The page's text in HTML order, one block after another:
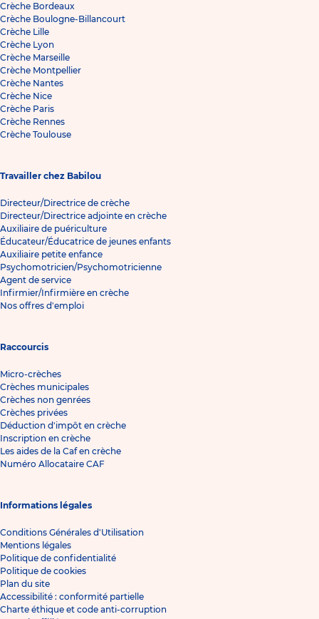
Crèche Bordeaux
Crèche Boulogne-Billancourt
Crèche Lille
Crèche Lyon
Crèche Marseille
Crèche Montpellier
Crèche Nantes
Crèche Nice
Crèche Paris
Crèche Rennes
Crèche Toulouse
Travailler chez Babilou
Directeur/Directrice de crèche
Directeur/Directrice adjointe en crèche
Auxiliaire de puériculture
Éducateur/Éducatrice de jeunes enfants
Auxiliaire petite enfance
Psychomotricien/Psychomotricienne
Agent de service
Infirmier/Infirmière en crèche
Nos offres d'emploi
Raccourcis
Micro-crèches
Crèches municipales
Crèches non genrées
Crèches privées
Déduction d'impôt en crèche
Inscription en crèche
Les aides de la Caf en crèche
Numéro Allocataire CAF
Informations légales
Conditions Générales d'Utilisation
Mentions légales
Politique de confidentialité
Politique de cookies
Plan du site
Accessibilité : conformité partielle
Charte éthique et code anti-corruption